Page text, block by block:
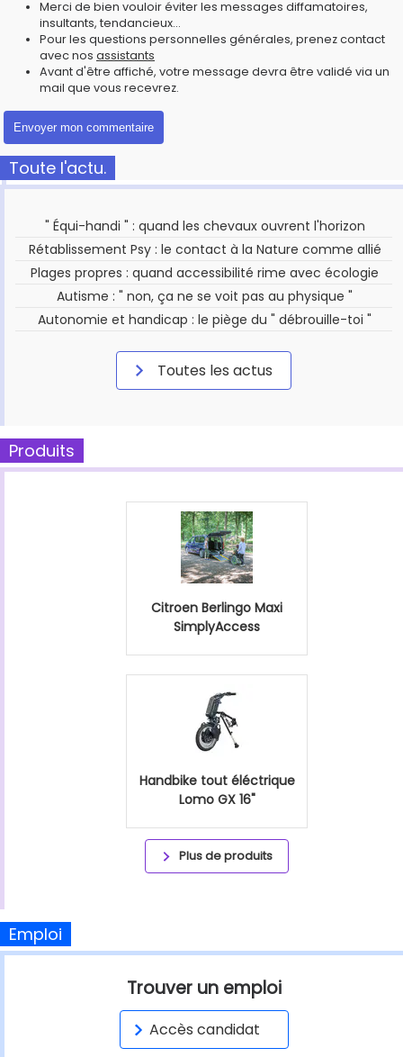
Merci de bien vouloir éviter les messages diffamatoires,
insultants, tendancieux...
Pour les questions personnelles générales, prenez contact
avec nos assistants
Avant d'être affiché, votre message devra être validé via un
mail que vous recevrez.
Toute l'actu.
" Équi-handi " : quand les chevaux ouvrent l'horizon
Rétablissement Psy : le contact à la Nature comme allié
Plages propres : quand accessibilité rime avec écologie
Autisme : " non, ça ne se voit pas au physique "
Autonomie et handicap : le piège du " débrouille-toi "
Toutes les actus
Produits
Citroen Berlingo Maxi
SimplyAccess
Handbike tout éléctrique
Lomo GX 16"
Plus de produits
Emploi
Trouver un emploi
Accès candidat